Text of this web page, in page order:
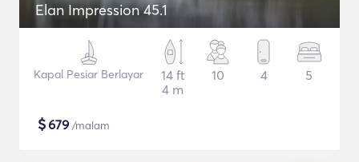
Elan Impression 45.1
Kapal Pesiar Berlayar
14 ft
4 m
10 4 5
$679 /malam